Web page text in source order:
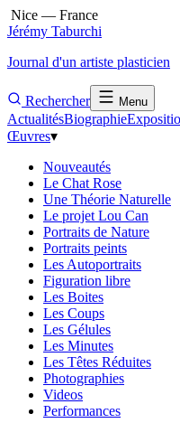
Nice — France
Jérémy Taburchi
Journal d'un artiste plasticien
Rechercher Menu
ActualitésBiographie
Œuvres▾
Nouveautés
Le Chat Rose
Une Théorie Naturelle
Le projet Lou Can
Portraits de Nature
Portraits peints
Les Autoportraits
Figuration libre
Les Boites
Les Coups
Les Gélules
Les Minutes
Les Têtes Réduites
Photographies
Videos
Performances